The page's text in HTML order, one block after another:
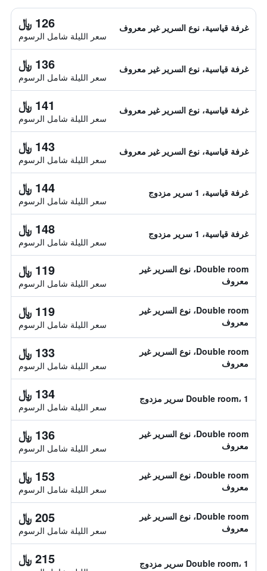
غرفة قياسية، نوع السرير غير معروف 126 ﷼
سعر الليلة شامل الرسوم
غرفة قياسية، نوع السرير غير معروف 136 ﷼
سعر الليلة شامل الرسوم
غرفة قياسية، نوع السرير غير معروف 141 ﷼
سعر الليلة شامل الرسوم
غرفة قياسية، نوع السرير غير معروف 143 ﷼
سعر الليلة شامل الرسوم
غرفة قياسية، 1 سرير مزدوج 144 ﷼
سعر الليلة شامل الرسوم
غرفة قياسية، 1 سرير مزدوج 148 ﷼
سعر الليلة شامل الرسوم
Double room، نوع السرير غير
معروف
119 ﷼
سعر الليلة شامل الرسوم
Double room، نوع السرير غير
معروف
119 ﷼
سعر الليلة شامل الرسوم
Double room، نوع السرير غير
معروف
133 ﷼
سعر الليلة شامل الرسوم
Double room، 1 سرير مزدوج 134 ﷼
سعر الليلة شامل الرسوم
Double room، نوع السرير غير
معروف
136 ﷼
سعر الليلة شامل الرسوم
Double room، نوع السرير غير
معروف
153 ﷼
سعر الليلة شامل الرسوم
Double room، نوع السرير غير
معروف
205 ﷼
سعر الليلة شامل الرسوم
Double room، 1 سرير مزدوج 215 ﷼